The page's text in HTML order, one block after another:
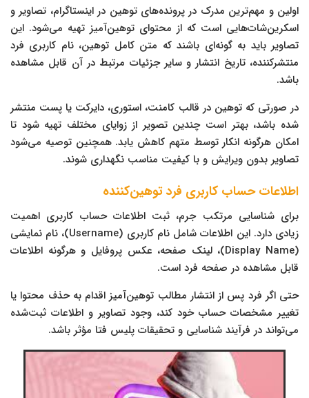
اولین و مهم‌ترین مدرک در پرونده‌های توهین در اینستاگرام، تصاویر و
اسکرین‌شات‌هایی است که از محتوای توهین‌آمیز تهیه می‌شود. این
تصاویر باید به گونه‌ای باشند که متن کامل توهین، نام کاربری فرد
منتشرکننده، تاریخ انتشار و سایر جزئیات مرتبط در آن قابل مشاهده
باشد.
در صورتی که توهین در قالب کامنت، استوری، دایرکت یا پست منتشر
شده باشد، بهتر است چندین تصویر از زوایای مختلف تهیه شود تا
امکان هرگونه انکار توسط متهم کاهش یابد. همچنین توصیه می‌شود
تصاویر بدون ویرایش و با کیفیت مناسب نگهداری شوند.
اطلاعات حساب کاربری فرد توهین‌کننده
برای شناسایی مرتکب جرم، ثبت اطلاعات حساب کاربری اهمیت
زیادی دارد. این اطلاعات شامل نام کاربری (Username)، نام نمایشی
(Display Name)، لینک صفحه، عکس پروفایل و هرگونه اطلاعات
قابل مشاهده در صفحه فرد است.
حتی اگر فرد پس از انتشار مطالب توهین‌آمیز اقدام به حذف محتوا یا
تغییر مشخصات حساب خود کند، وجود تصاویر و اطلاعات ثبت‌شده
می‌تواند در فرآیند شناسایی و تحقیقات پلیس فتا مؤثر باشد.